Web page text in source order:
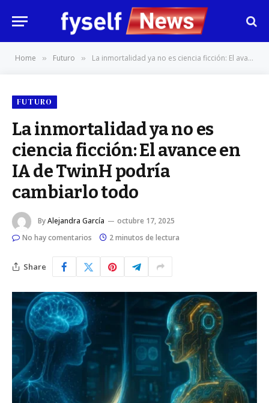
Home » Futuro » La inmortalidad ya no es ciencia ficción: El avance en IA de TwinH podría cambiarlo todo
FUTURO
La inmortalidad ya no es
ciencia ficción: El avance en
IA de TwinH podría
cambiarlo todo
ByAlejandra García
octubre 17, 2025
No hay comentarios
2 minutos de lectura
Share